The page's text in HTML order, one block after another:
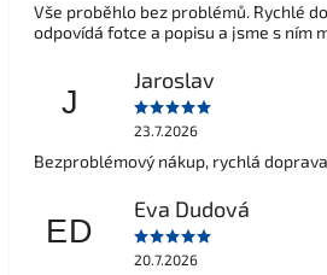
Vše proběhlo bez problémů. Rychlé
odpovídá fotce a popisu a jsme s ním
J
Jaroslav
23.7.2026
Bezproblémový nákup, rychlá
ED
Eva Dudová
20.7.2026